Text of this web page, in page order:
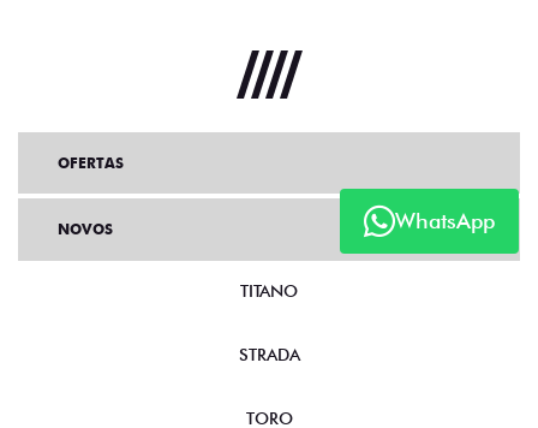
WhatsApp
OFERTAS
NOVOS
TITANO
STRADA
TORO